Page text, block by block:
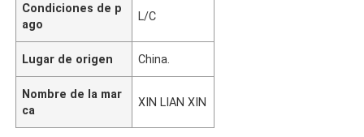
Condiciones de p
ago
L/C
Lugar de origen China.
Nombre de la mar
ca
XIN LIAN XIN